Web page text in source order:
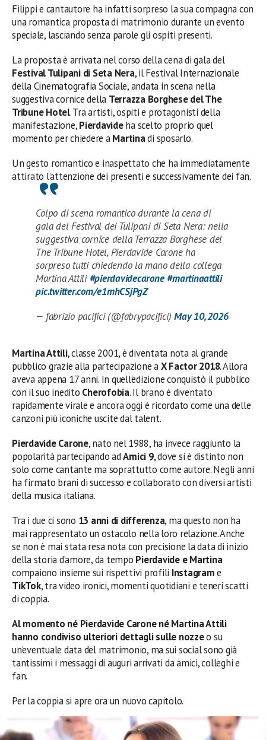
Filippi e cantautore ha infatti sorpreso la sua compagna con
una romantica proposta di matrimonio durante un evento
speciale, lasciando senza parole gli ospiti presenti.
La proposta è arrivata nel corso della cena di gala del
Festival Tulipani di Seta Nera, il Festival Internazionale
della Cinematografia Sociale, andata in scena nella
suggestiva cornice della Terrazza Borghese del The
Tribune Hotel. Tra artisti, ospiti e protagonisti della
manifestazione,Pierdavideha scelto proprio quel
momento per chiedere aMartinadi sposarlo.
Un gesto romantico e inaspettato che ha immediatamente
attirato l’attenzione dei presenti e successivamente dei fan.
Colpo di scena romantico durante la cena di
gala del Festival dei Tulipani di Seta Nera: nella
suggestiva cornice della Terrazza Borghese del
The Tribune Hotel, Pierdavide Carone ha
sorpreso tutti chiedendo la mano della collega
Martina Attili #pierdavidecarone #martinaattili
pic.twitter.com/e1mhCSjPgZ
— fabrizio pacifici (@fabrypacifici)May 10, 2026
Martina Attili, classe 2001, è diventata nota al grande
pubblico grazie alla partecipazione aX Factor 2018. Allora
aveva appena 17 anni. In quell’edizione conquistò il pubblico
con il suo inedito Cherofobia. Il brano è diventato
rapidamente virale e ancora oggi è ricordato come una delle
canzoni più iconiche uscite dal talent.
Pierdavide Carone, nato nel 1988, ha invece raggiunto la
popolarità partecipando adAmici 9, dove si è distinto non
solo come cantante ma soprattutto come autore. Negli anni
ha firmato brani di successo e collaborato con diversi artisti
della musica italiana.
Tra i due ci sono 13 anni di differenza, ma questo non ha
mai rappresentato un ostacolo nella loro relazione. Anche
se non è mai stata resa nota con precisione la data di inizio
della storia d’amore, da tempo Pierdavide e Martina
compaiono insieme sui rispettivi profili Instagrame
TikTok, tra video ironici, momenti quotidiani e teneri scatti
di coppia.
Al momento né Pierdavide Carone né Martina Attili
hanno condiviso ulteriori dettagli sulle nozzeo su
un’eventuale data del matrimonio, ma sui social sono già
tantissimi i messaggi di auguri arrivati da amici, colleghi e
fan.
Per la coppia si apre ora un nuovo capitolo.